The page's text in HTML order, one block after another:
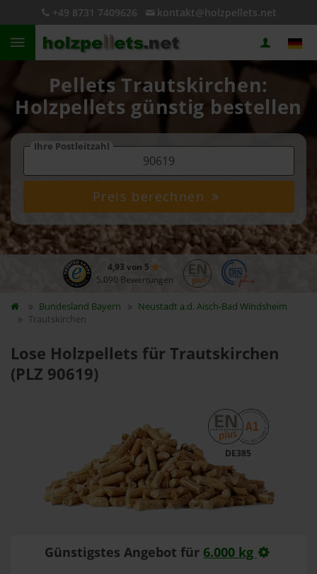
+49 8731 7409626 kontakt@holzpellets.net
Pellets Trautskirchen:
Holzpellets günstig bestellen
Ihre Postleitzahl
Preis berechnen
4,93 von 5
5.090 Bewertungen
Bundesland Bayern
Neustadt a.d. Aisch-Bad Windsheim
Trautskirchen
Lose Holzpellets für Trautskirchen
(PLZ 90619)
DE385
Günstigstes Angebot für 6.000 kg